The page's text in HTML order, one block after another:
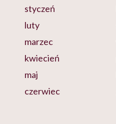
styczeń
luty
marzec
kwiecień
maj
czerwiec